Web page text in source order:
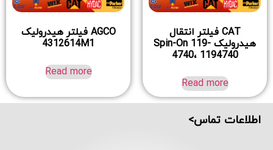
CAT فیلتر انتقال
هیدرولیک Spin-On 119-
4740، 1194740
Read more
AGCO فیلتر هیدرولیک
4312614M1
Read more
اطلاعات تماس>